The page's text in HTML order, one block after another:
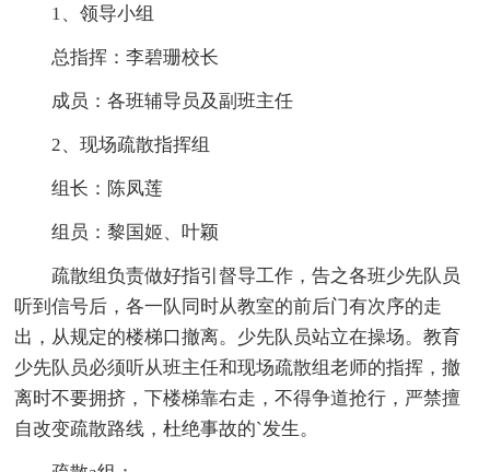
1、领导小组
总指挥：李碧珊校长
成员：各班辅导员及副班主任
2、现场疏散指挥组
组长：陈凤莲
组员：黎国姬、叶颖
疏散组负责做好指引督导工作，告之各班少先队员
听到信号后，各一队同时从教室的前后门有次序的走
出，从规定的楼梯口撤离。少先队员站立在操场。教育
少先队员必须听从班主任和现场疏散组老师的指挥，撤
离时不要拥挤，下楼梯靠右走，不得争道抢行，严禁擅
自改变疏散路线，杜绝事故的`发生。